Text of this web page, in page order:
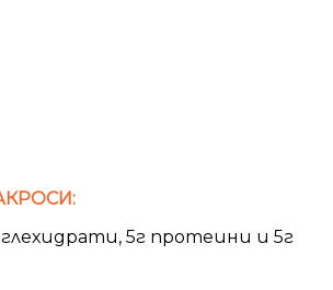
5г протеини и 5г